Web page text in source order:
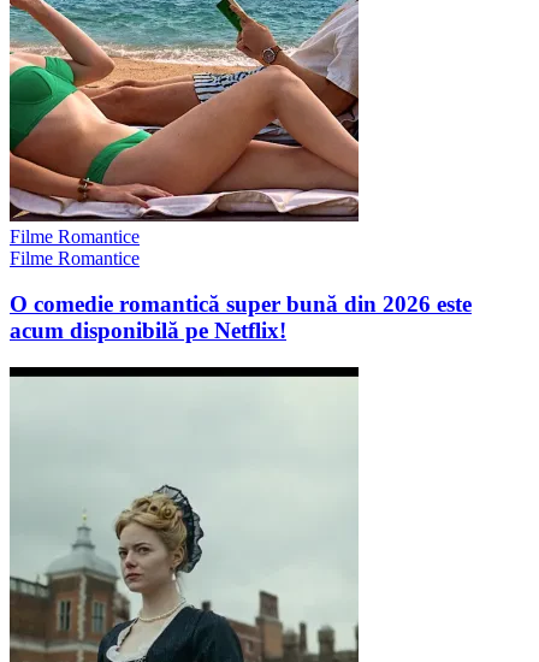
Filme Romantice
Filme Romantice
O comedie romantică super bună din 2026 este
acum disponibilă pe Netflix!